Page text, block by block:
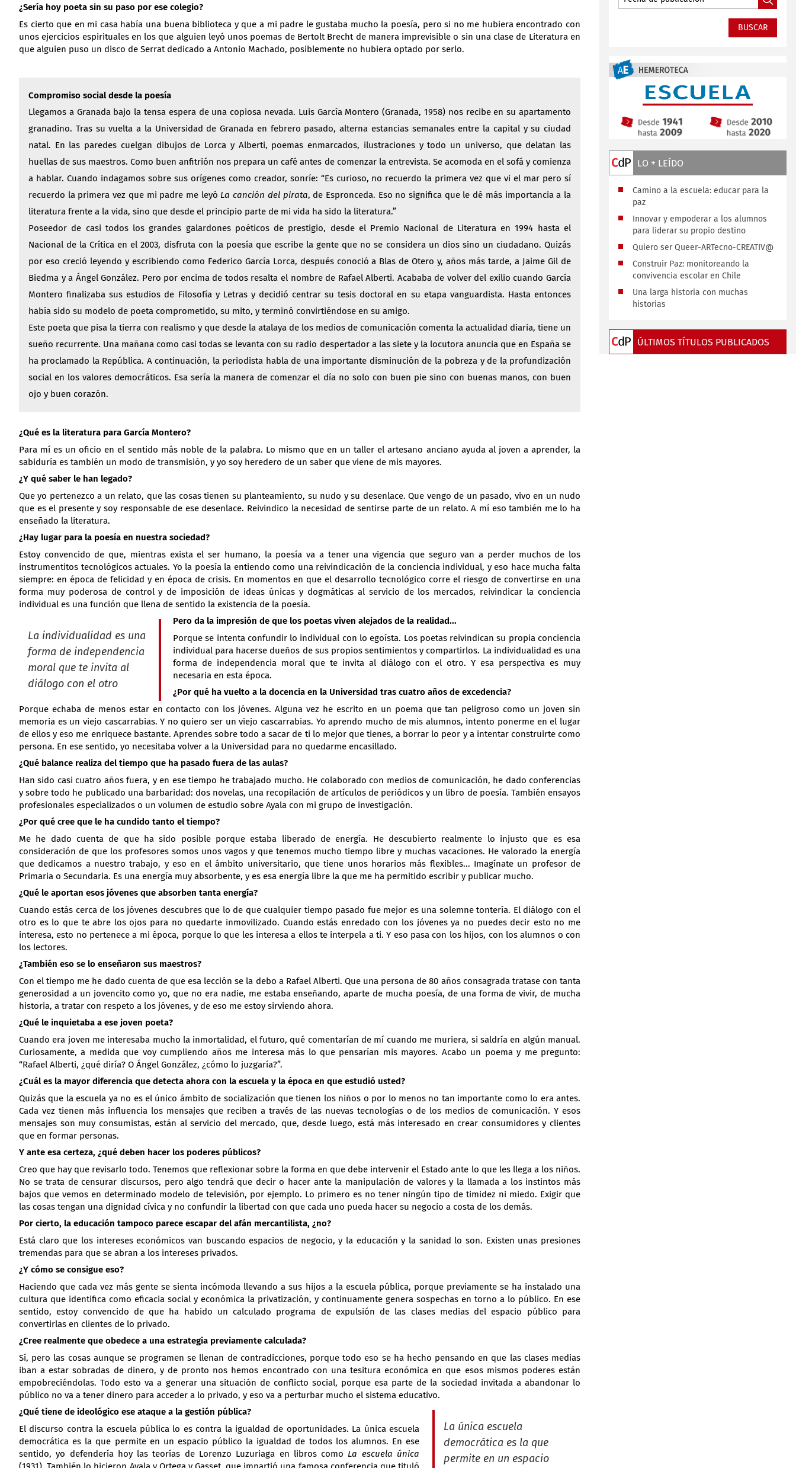
¿Sería hoy poeta sin su paso por ese colegio?
Es cierto que en mi casa había una buena biblioteca y que a mi padre le gustaba mucho la poesía, pero si no me hubiera encontrado con
unos ejercicios espirituales en los que alguien leyó unos poemas de Bertolt Brecht de manera imprevisible o sin una clase de Literatura en
que alguien puso un disco de Serrat dedicado a Antonio Machado, posiblemente no hubiera optado por serlo.
Compromiso social desde la poesía
Llegamos a Granada bajo la tensa espera de una copiosa nevada. Luis García Montero (Granada, 1958) nos recibe en su apartamento
granadino. Tras su vuelta a la Universidad de Granada en febrero pasado, alterna estancias semanales entre la capital y su ciudad
natal. En las paredes cuelgan dibujos de Lorca y Alberti, poemas enmarcados, ilustraciones y todo un universo, que delatan las
huellas de sus maestros. Como buen anfitrión nos prepara un café antes de comenzar la entrevista. Se acomoda en el sofá y comienza
a hablar. Cuando indagamos sobre sus orígenes como creador, sonríe: “Es curioso, no recuerdo la primera vez que vi el mar pero sí
recuerdo la primera vez que mi padre me leyó La canción del pirata, de Espronceda. Eso no significa que le dé más importancia a la
literatura frente a la vida, sino que desde el principio parte de mi vida ha sido la literatura.”
Poseedor de casi todos los grandes galardones poéticos de prestigio, desde el Premio Nacional de Literatura en 1994 hasta el
Nacional de la Crítica en el 2003, disfruta con la poesía que escribe la gente que no se considera un dios sino un ciudadano. Quizás
por eso creció leyendo y escribiendo como Federico García Lorca, después conoció a Blas de Otero y, años más tarde, a Jaime Gil de
Biedma y a Ángel González. Pero por encima de todos resalta el nombre de Rafael Alberti. Acababa de volver del exilio cuando García
Montero finalizaba sus estudios de Filosofía y Letras y decidió centrar su tesis doctoral en su etapa vanguardista. Hasta entonces
había sido su modelo de poeta comprometido, su mito, y terminó convirtiéndose en su amigo.
Este poeta que pisa la tierra con realismo y que desde la atalaya de los medios de comunicación comenta la actualidad diaria, tiene un
sueño recurrente. Una mañana como casi todas se levanta con su radio despertador a las siete y la locutora anuncia que en España se
ha proclamado la República. A continuación, la periodista habla de una importante disminución de la pobreza y de la profundización
social en los valores democráticos. Esa sería la manera de comenzar el día no solo con buen pie sino con buenas manos, con buen
ojo y buen corazón.
¿Qué es la literatura para García Montero?
Para mí es un oficio en el sentido más noble de la palabra. Lo mismo que en un taller el artesano anciano ayuda al joven a aprender, la
sabiduría es también un modo de transmisión, y yo soy heredero de un saber que viene de mis mayores.
¿Y qué saber le han legado?
Que yo pertenezco a un relato, que las cosas tienen su planteamiento, su nudo y su desenlace. Que vengo de un pasado, vivo en un nudo
que es el presente y soy responsable de ese desenlace. Reivindico la necesidad de sentirse parte de un relato. A mí eso también me lo ha
enseñado la literatura.
¿Hay lugar para la poesía en nuestra sociedad?
Estoy convencido de que, mientras exista el ser humano, la poesía va a tener una vigencia que seguro van a perder muchos de los
instrumentitos tecnológicos actuales. Yo la poesía la entiendo como una reivindicación de la conciencia individual, y eso hace mucha falta
siempre: en época de felicidad y en época de crisis. En momentos en que el desarrollo tecnológico corre el riesgo de convertirse en una
forma muy poderosa de control y de imposición de ideas únicas y dogmáticas al servicio de los mercados, reivindicar la conciencia
individual es una función que llena de sentido la existencia de la poesía.
La individualidad es una
forma de independencia
moral que te invita al
diálogo con el otro
Pero da la impresión de que los poetas viven alejados de la realidad...
Porque se intenta confundir lo individual con lo egoísta. Los poetas reivindican su propia conciencia
individual para hacerse dueños de sus propios sentimientos y compartirlos. La individualidad es una
forma de independencia moral que te invita al diálogo con el otro. Y esa perspectiva es muy
necesaria en esta época.
¿Por qué ha vuelto a la docencia en la Universidad tras cuatro años de excedencia?
Porque echaba de menos estar en contacto con los jóvenes. Alguna vez he escrito en un poema que tan peligroso como un joven sin
memoria es un viejo cascarrabias. Y no quiero ser un viejo cascarrabias. Yo aprendo mucho de mis alumnos, intento ponerme en el lugar
de ellos y eso me enriquece bastante. Aprendes sobre todo a sacar de ti lo mejor que tienes, a borrar lo peor y a intentar construirte como
persona. En ese sentido, yo necesitaba volver a la Universidad para no quedarme encasillado.
¿Qué balance realiza del tiempo que ha pasado fuera de las aulas?
Han sido casi cuatro años fuera, y en ese tiempo he trabajado mucho. He colaborado con medios de comunicación, he dado conferencias
y sobre todo he publicado una barbaridad: dos novelas, una recopilación de artículos de periódicos y un libro de poesía. También ensayos
profesionales especializados o un volumen de estudio sobre Ayala con mi grupo de investigación.
¿Por qué cree que le ha cundido tanto el tiempo?
Me he dado cuenta de que ha sido posible porque estaba liberado de energía. He descubierto realmente lo injusto que es esa
consideración de que los profesores somos unos vagos y que tenemos mucho tiempo libre y muchas vacaciones. He valorado la energía
que dedicamos a nuestro trabajo, y eso en el ámbito universitario, que tiene unos horarios más flexibles... Imagínate un profesor de
Primaria o Secundaria. Es una energía muy absorbente, y es esa energía libre la que me ha permitido escribir y publicar mucho.
¿Qué le aportan esos jóvenes que absorben tanta energía?
Cuando estás cerca de los jóvenes descubres que lo de que cualquier tiempo pasado fue mejor es una solemne tontería. El diálogo con el
otro es lo que te abre los ojos para no quedarte inmovilizado. Cuando estás enredado con los jóvenes ya no puedes decir esto no me
interesa, esto no pertenece a mi época, porque lo que les interesa a ellos te interpela a ti. Y eso pasa con los hijos, con los alumnos o con
los lectores.
¿También eso se lo enseñaron sus maestros?
Con el tiempo me he dado cuenta de que esa lección se la debo a Rafael Alberti. Que una persona de 80 años consagrada tratase con tanta
generosidad a un jovencito como yo, que no era nadie, me estaba enseñando, aparte de mucha poesía, de una forma de vivir, de mucha
historia, a tratar con respeto a los jóvenes, y de eso me estoy sirviendo ahora.
¿Qué le inquietaba a ese joven poeta?
Cuando era joven me interesaba mucho la inmortalidad, el futuro, qué comentarían de mí cuando me muriera, si saldría en algún manual.
Curiosamente, a medida que voy cumpliendo años me interesa más lo que pensarían mis mayores. Acabo un poema y me pregunto:
“Rafael Alberti, ¿qué diría? O Ángel González, ¿cómo lo juzgaría?”.
¿Cuál es la mayor diferencia que detecta ahora con la escuela y la época en que estudió usted?
Quizás que la escuela ya no es el único ámbito de socialización que tienen los niños o por lo menos no tan importante como lo era antes.
Cada vez tienen más influencia los mensajes que reciben a través de las nuevas tecnologías o de los medios de comunicación. Y esos
mensajes son muy consumistas, están al servicio del mercado, que, desde luego, está más interesado en crear consumidores y clientes
que en formar personas.
Y ante esa certeza, ¿qué deben hacer los poderes públicos?
Creo que hay que revisarlo todo. Tenemos que reflexionar sobre la forma en que debe intervenir el Estado ante lo que les llega a los niños.
No se trata de censurar discursos, pero algo tendrá que decir o hacer ante la manipulación de valores y la llamada a los instintos más
bajos que vemos en determinado modelo de televisión, por ejemplo. Lo primero es no tener ningún tipo de timidez ni miedo. Exigir que
las cosas tengan una dignidad cívica y no confundir la libertad con que cada uno pueda hacer su negocio a costa de los demás.
Por cierto, la educación tampoco parece escapar del afán mercantilista, ¿no?
Está claro que los intereses económicos van buscando espacios de negocio, y la educación y la sanidad lo son. Existen unas presiones
tremendas para que se abran a los intereses privados.
¿Y cómo se consigue eso?
Haciendo que cada vez más gente se sienta incómoda llevando a sus hijos a la escuela pública, porque previamente se ha instalado una
cultura que identifica como eficacia social y económica la privatización, y continuamente genera sospechas en torno a lo público. En ese
sentido, estoy convencido de que ha habido un calculado programa de expulsión de las clases medias del espacio público para
convertirlas en clientes de lo privado.
¿Cree realmente que obedece a una estrategia previamente calculada?
Sí, pero las cosas aunque se programen se llenan de contradicciones, porque todo eso se ha hecho pensando en que las clases medias
iban a estar sobradas de dinero, y de pronto nos hemos encontrado con una tesitura económica en que esos mismos poderes están
empobreciéndolas. Todo esto va a generar una situación de conflicto social, porque esa parte de la sociedad invitada a abandonar lo
público no va a tener dinero para acceder a lo privado, y eso va a perturbar mucho el sistema educativo.
La única escuela
democrática es la que
permite en un espacio
¿Qué tiene de ideológico ese ataque a la gestión pública?
El discurso contra la escuela pública lo es contra la igualdad de oportunidades. La única escuela
democrática es la que permite en un espacio público la igualdad de todos los alumnos. En ese
sentido, yo defendería hoy las teorías de Lorenzo Luzuriaga en libros como La escuela única
LO + LEÍDO
Camino a la escuela: educar para la
paz
Innovar y empoderar a los alumnos
para liderar su propio destino
Quiero ser Queer-ARTecno-CREATIV@
Construir Paz: monitoreando la
convivencia escolar en Chile
Una larga historia con muchas
historias
ÚLTIMOS TÍTULOS PUBLICADOS